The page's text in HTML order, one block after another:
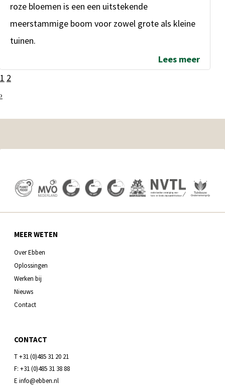
roze bloemen is een een uitstekende
meerstammige boom voor zowel grote als kleine
tuinen.
Lees meer
1 2
›
MEER WETEN
Over Ebben
Oplossingen
Werken bij
Nieuws
Contact
CONTACT
T +31 (0)485 31 20 21
F: +31 (0)485 31 38 88
E info@ebben.nl